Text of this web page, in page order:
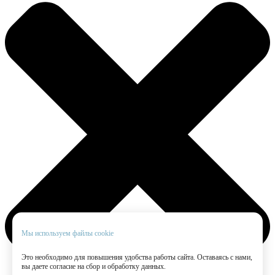
Мы используем файлы cookie
Это необходимо для повышения удобства работы сайта. Оставаясь с нами,
вы даете согласие на сбор и обработку данных.